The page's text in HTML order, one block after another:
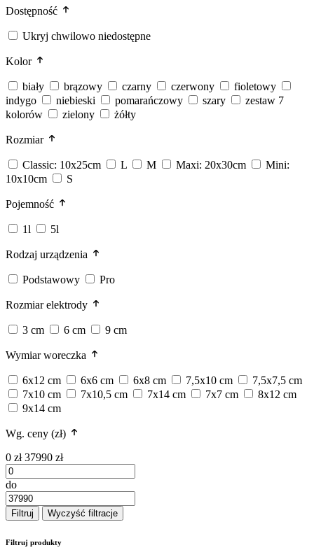
Dostępność
Ukryj chwilowo niedostępne
Kolor
biały brązowy czarny czerwony
fioletowy
indygo
niebieski pomarańczowy szary
zestaw 7
kolorów
zielony żółty
Rozmiar
Classic: 10x25cm L M Maxi: 20x30cm
Mini:
10x10cm
S
Pojemność
1l 5l
Rodzaj urządzenia
Podstawowy Pro
Rozmiar elektrody
3 cm 6 cm 9 cm
Wymiar woreczka
6x12 cm 6x6 cm 6x8 cm 7,5x10 cm
7,5x7,5 cm
7x10 cm
7x10,5 cm 7x14 cm 7x7 cm
8x12 cm
9x14 cm
Wg. ceny (zł)
0 zł 37990 zł
do
Filtruj Wyczyść filtracje
Filtruj produkty